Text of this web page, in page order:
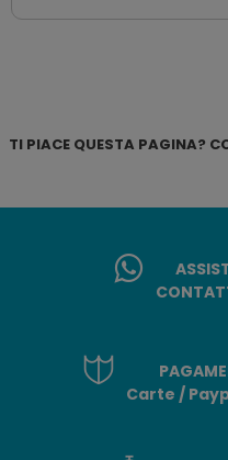
TI PIACE QUESTA PAGINA?
Carte /